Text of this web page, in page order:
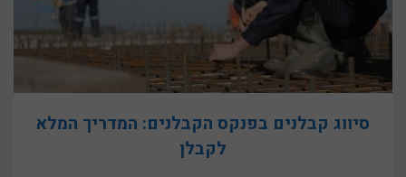
סיווג קבלנים בפנקס הקבלנים: המדריך המלא
לקבלן